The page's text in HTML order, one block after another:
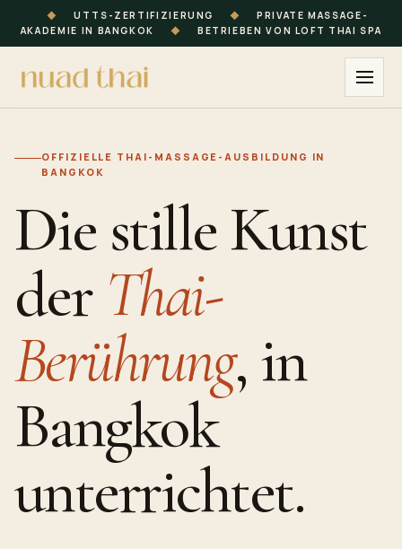
◆ UTTS-ZERTIFIZIERUNG ◆
PRIVATE MASSAGE-
AKADEMIE IN BANGKOK
◆ BETRIEBEN VON LOFT THAI SPA
OFFIZIELLE THAI-MASSAGE-AUSBILDUNG IN
BANGKOK
Die stille Kunst
der Thai-
Berührung, in
Bangkok
unterrichtet.